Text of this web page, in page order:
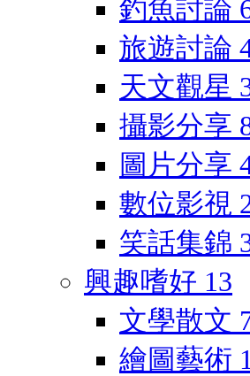
釣魚討論
旅遊討論
天文觀星
攝影分享
圖片分享
數位影視
笑話集錦
興趣嗜好 13
文學散文
繪圖藝術 1